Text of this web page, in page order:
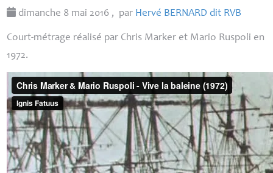
dimanche 8 mai 2016 , par Hervé BERNARD dit RVB
Court-métrage réalisé par Chris Marker et Mario Ruspoli en
1972.